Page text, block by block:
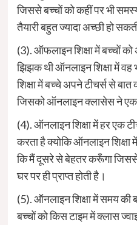
जिससे बच्चों को कहीं पर भी
तैयारी बहुत ज्यादा अच्छी हो
(3). ऑफलाइन शिक्षा में बच्चों
झिझक थी ऑनलाइन शिक्षा में वह
शिक्षा में बच्चे अपने टीचर्स से
जिसको ऑनलाइन क्लासेस ने एक
(4). ऑनलाइन शिक्षा में हर एक
करता है क्योकि ऑनलाइन
कि मैं दूसरे से बेहतर करूँगा जिससे
घर पर ही प्राप्त होती है।
(5). ऑनलाइन शिक्षा में समय की
बच्चों को किस टाइम में क्लास